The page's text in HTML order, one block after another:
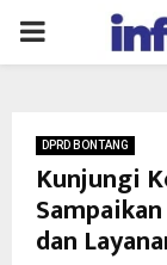
PRIMARY
DPRD BONTANG
Kunjungi
dan